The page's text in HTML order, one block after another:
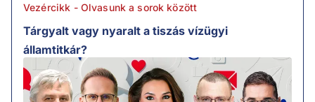
Vezércikk - Olvasunk a sorok között
Tárgyalt vagy nyaralt a tiszás vízügyi
államtitkár?